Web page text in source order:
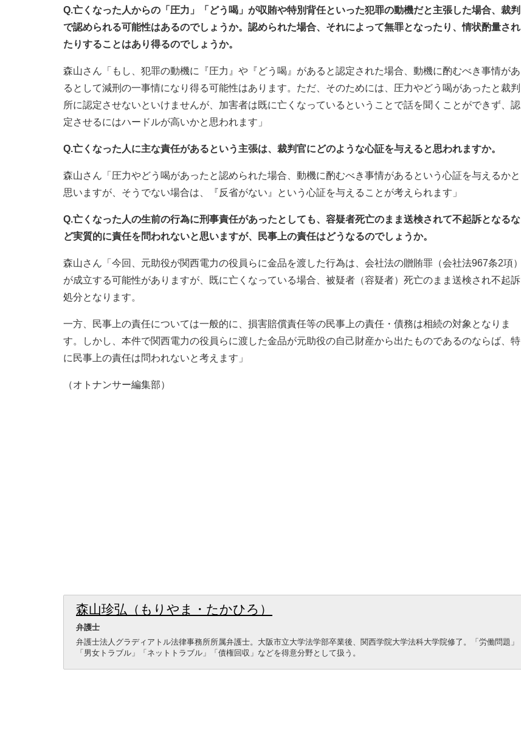
Q.亡くなった人からの「圧力」「どう喝」が収賄や特別背任といった犯罪の動機だと主張した場合、裁判
で認められる可能性はあるのでしょうか。認められた場合、それによって無罪となったり、情状酌量され
たりすることはあり得るのでしょうか。
森山さん「もし、犯罪の動機に『圧力』や『どう喝』があると認定された場合、動機に酌むべき事情があ
るとして減刑の一事情になり得る可能性はあります。ただ、そのためには、圧力やどう喝があったと裁判
所に認定させないといけませんが、加害者は既に亡くなっているということで話を聞くことができず、認
定させるにはハードルが高いかと思われます」
Q.亡くなった人に主な責任があるという主張は、裁判官にどのような心証を与えると思われますか。
森山さん「圧力やどう喝があったと認められた場合、動機に酌むべき事情があるという心証を与えるかと
思いますが、そうでない場合は、『反省がない』という心証を与えることが考えられます」
Q.亡くなった人の生前の行為に刑事責任があったとしても、容疑者死亡のまま送検されて不起訴となるな
ど実質的に責任を問われないと思いますが、民事上の責任はどうなるのでしょうか。
森山さん「今回、元助役が関西電力の役員らに金品を渡した行為は、会社法の贈賄罪（会社法967条2項）
が成立する可能性がありますが、既に亡くなっている場合、被疑者（容疑者）死亡のまま送検され不起訴
処分となります。
一方、民事上の責任については一般的に、損害賠償責任等の民事上の責任・債務は相続の対象となりま
す。しかし、本件で関西電力の役員らに渡した金品が元助役の自己財産から出たものであるのならば、特
に民事上の責任は問われないと考えます」
（オトナンサー編集部）
森山珍弘（もりやま・たかひろ）
弁護士
弁護士法人グラディアトル法律事務所所属弁護士。大阪市立大学法学部卒業後、関西学院大学法科大学院修了。「労働問題」
「男女トラブル」「ネットトラブル」「債権回収」などを得意分野として扱う。